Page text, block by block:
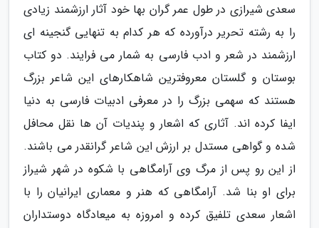
سعدی شیرازی در طول عمر گران بها خود آثار ارزشمند زیادی
را به رشته تحریر درآورده که هر کدام به تنهایی گنجینه ای
ارزشمند در شعر و ادب فارسی به شمار می فرایند. دو کتاب
بوستان و گلستان معروفترین شاهکارهای این شاعر بزرگ
هستند که سهمی بزرگ را در معرفی ادبیات فارسی به دنیا
ایفا کرده اند. آثاری که اشعار و پندیات آن ها نقل محافل
شده و گواهی مستدل بر ارزش این شاعر گرانقدر می باشند.
از این رو پس از مرگ وی آرامگاهی با شکوه در شهر شیراز
برای او بنا شد. آرامگاهی که هنر و معماری ایرانیان را با
اشعار سعدی تلفیق کرده و امروزه به میعادگاه دوستداران